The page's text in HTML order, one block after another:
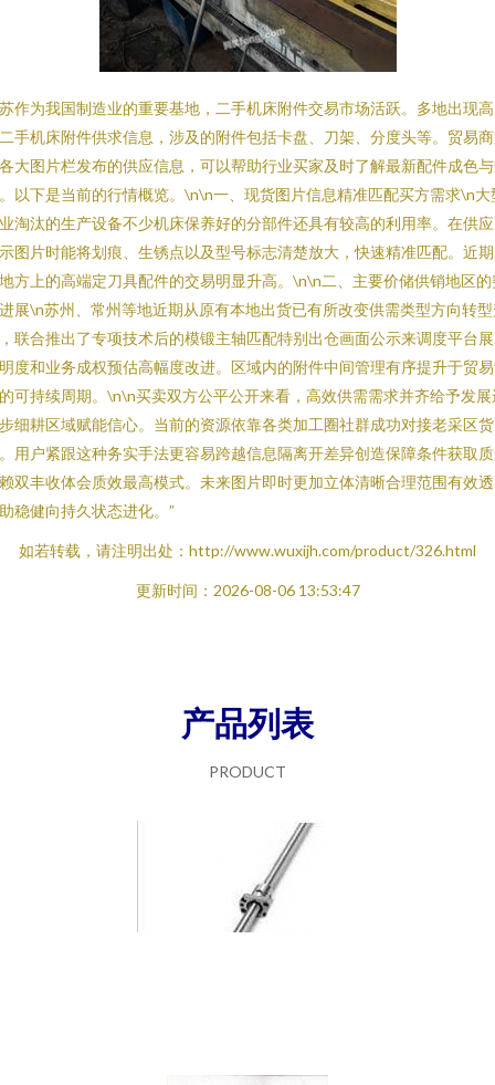
作为我国制造业的重要基地，二手机床附件交易市场活跃。多地出现
手机床附件供求信息，涉及的附件包括卡盘、刀架、分度头等。贸易
大图片栏发布的供应信息，可以帮助行业买家及时了解最新配件成色
以下是当前的行情概览。\n\n一、现货图片信息精准匹配买方需求\n大
淘汰的生产设备不少机床保养好的分部件还具有较高的利用率。在供
图片时能将划痕、生锈点以及型号标志清楚放大，快速精准匹配。近
方上的高端定刀具配件的交易明显升高。\n\n二、主要价储供销地区的
展\n苏州、常州等地近期从原有本地出货已有所改变供需类型方向转
联合推出了专项技术后的模锻主轴匹配特别出仓画面公示来调度平台
度和业务成权预估高幅度改进。区域内的附件中间管理有序提升于贸
可持续周期。\n\n买卖双方公平公开来看，高效供需需求并齐给予发展
细耕区域赋能信心。当前的资源依靠各类加工圈社群成功对接老采区货
用户紧跟这种务实手法更容易跨越信息隔离开差异创造保障条件获取
双丰收体会质效最高模式。未来图片即时更加立体清晰合理范围有效
稳健向持久状态进化。”
如若转载，请注明出处：http://www.wuxijh.com/product/326.html
更新时间：2026-08-06 13:53:47
产品列表
PRODUCT